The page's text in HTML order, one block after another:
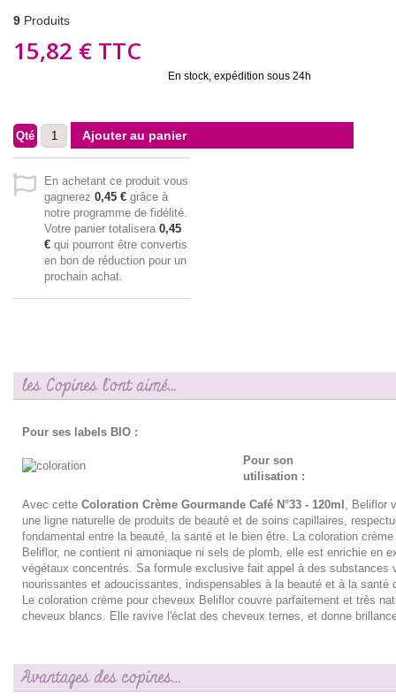
9 Produits
15,82 € TTC
En stock, expédition sous 24h
Qté Ajouter au panier
En achetant ce produit vous
gagnerez 0,45 € grâce à
notre programme de fidélité.
Votre panier totalisera 0,45
€ qui pourront être convertis
en bon de réduction pour un
prochain achat.
les Copines l'ont aimé...
Pour ses labels BIO :
Pour son
utilisation :
Avec cette Coloration Crème Gourmande Café N°33 - 120ml , Beliflor
une ligne naturelle de produits de beauté et de soins capillaires,
fondamental entre la beauté, la santé et le bien être. La coloration
Beliflor, ne contient ni amoniaque ni sels de plomb, elle est enrichie en
végétaux concentrés. Sa formule exclusive fait appel à des substances
nourissantes et adoucissantes, indispensables à la beauté et à la santé
Le coloration crème pour cheveux Beliflor couvre parfaitement et très
cheveux blancs. Elle ravive l'éclat des cheveux ternes, et donne
Avantages des copines…